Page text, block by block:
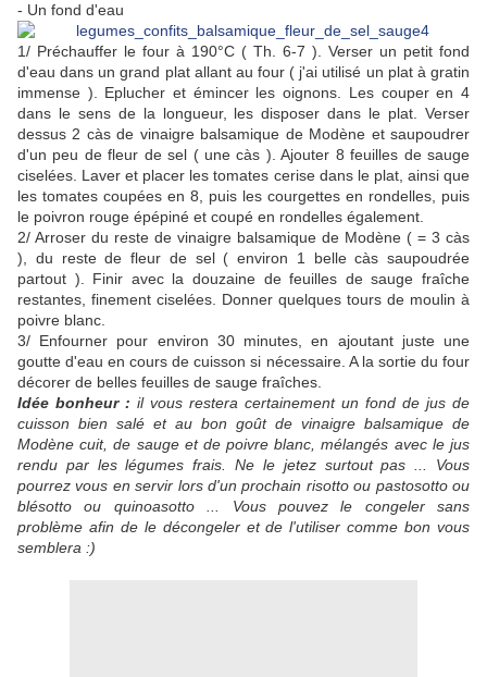
- Un fond d'eau
1/ Préchauffer le four à 190°C ( Th. 6-7 ). Verser un petit fond
d'eau dans un grand plat allant au four ( j'ai utilisé un plat à gratin
immense ). Eplucher et émincer les oignons. Les couper en 4
dans le sens de la longueur, les disposer dans le plat. Verser
dessus 2 càs de vinaigre balsamique de Modène et saupoudrer
d'un peu de fleur de sel ( une càs ). Ajouter 8 feuilles de sauge
ciselées. Laver et placer les tomates cerise dans le plat, ainsi que
les tomates coupées en 8, puis les courgettes en rondelles, puis
le poivron rouge épépiné et coupé en rondelles également.
2/ Arroser du reste de vinaigre balsamique de Modène ( = 3 càs
), du reste de fleur de sel ( environ 1 belle càs saupoudrée
partout ). Finir avec la douzaine de feuilles de sauge fraîche
restantes, finement ciselées. Donner quelques tours de moulin à
poivre blanc.
3/ Enfourner pour environ 30 minutes, en ajoutant juste une
goutte d'eau en cours de cuisson si nécessaire. A la sortie du four
décorer de belles feuilles de sauge fraîches.
Idée bonheur : il vous restera certainement un fond de jus de
cuisson bien salé et au bon goût de vinaigre balsamique de
Modène cuit, de sauge et de poivre blanc, mélangés avec le jus
rendu par les légumes frais. Ne le jetez surtout pas ... Vous
pourrez vous en servir lors d'un prochain risotto ou pastosotto ou
blésotto ou quinoasotto ... Vous pouvez le congeler sans
problème afin de le décongeler et de l'utiliser comme bon vous
semblera :)